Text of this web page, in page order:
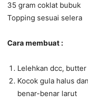
35 gram coklat bubuk
Topping sesuai selera
Cara membuat :
Lelehkan dcc,
Kocok gula halus
benar-benar larut